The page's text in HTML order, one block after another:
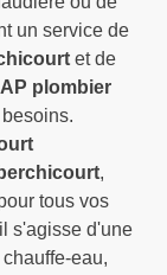
un service de
et de
plombier
,
tous vos
s'agisse d'une
eau,